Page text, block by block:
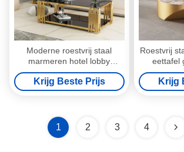
Moderne roestvrij staal
marmeren hotel lobby
vierkant koffie tafel
Krijg Beste Prijs
Roestvrij
eettafel
Krijg
1 2 3 4